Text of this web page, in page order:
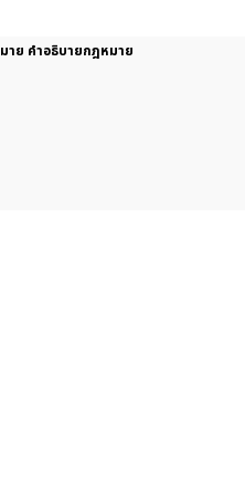
าย คำอธิบายกฎหมาย